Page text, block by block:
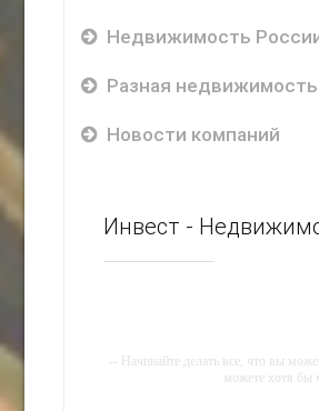
Недвижимость
Разная недвижимость
Новости компаний
Инвест -
-- Начинайте делать все, что вы
можете хотя бы